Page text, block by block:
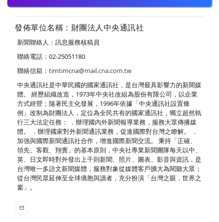
發佈單位名稱：財團法人中央通訊社
新聞聯絡人：訊息服務核稿員
聯絡電話：02-25051180
聯絡信箱： timtimcna@mail.cna.com.tw
中央通訊社是中華民國的國家通訊社，是台灣最具影響力的新聞媒
體。 經歷組織改造，1973年中央社改組為股份有限公司，以企業
方式經營；隨著民主化發展，1996年依據「中央通訊社設置條
例」改制為財團法人，定位為全民共有的國家通訊社，獨立超然執
行三大法定任務： ．辦理國內外新聞報導業務，服務大眾傳播媒
體。 ．辦理國家對外新聞通訊業務，促進國際對台灣之瞭解。 ．
加強與國際新聞通訊社合作，增進國際新聞交流。 秉持「正確、
領先、客觀、翔實」的基本原則，中央社專業新聞團隊每天以中、
英、日文即時對外發出上千則新聞、照片、圖表、影音與資訊，是
台灣唯一多語文新聞媒體，服務對象從媒體客戶擴大為閱聽大眾；
從台灣民眾延伸至全球僑胞與讀者，充分扮演「台灣之眼，世界之
窗」。